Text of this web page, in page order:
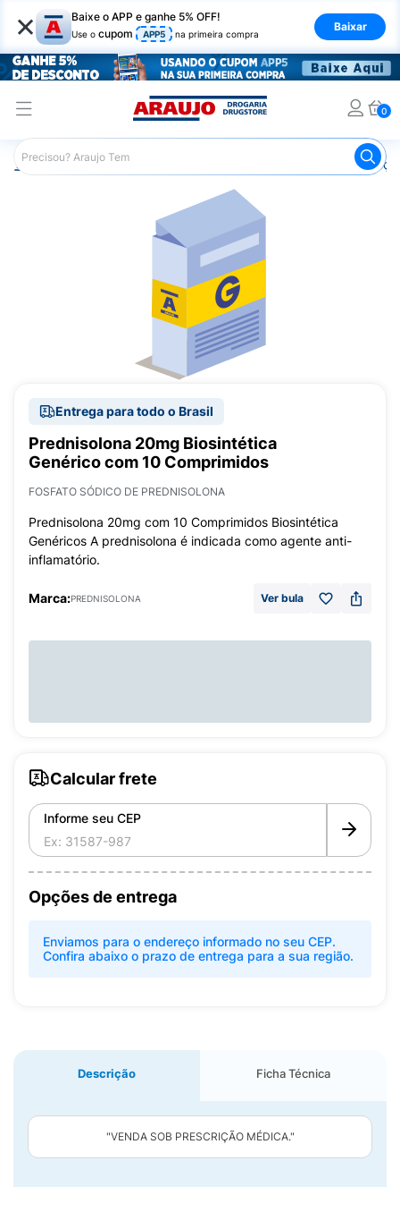
× Baixe o APP e ganhe 5% OFF!
Use o cupom APP5 na primeira compra
Baixar
0
Araujo Medicamentos Remédios para Alergias e
Entrega para todo o Brasil
Prednisolona 20mg Biosintética
Genérico com 10 Comprimidos
FOSFATO SÓDICO DE PREDNISOLONA
Prednisolona 20mg com 10 Comprimidos Biosintética
Genéricos A prednisolona é indicada como agente anti-
inflamatório.
Marca:PREDNISOLONA Ver bula
Calcular frete
Informe seu CEP
Opções de entrega
Enviamos para o endereço informado no seu CEP.
Confira abaixo o prazo de entrega para a sua região.
Descrição Ficha Técnica
"VENDA SOB PRESCRIÇÃO MÉDICA."